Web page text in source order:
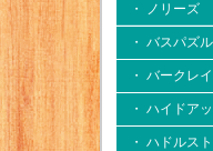
・ ノリーズ
・ バスパズル
・ バークレイ
・ ハイドア
・ ハドルス